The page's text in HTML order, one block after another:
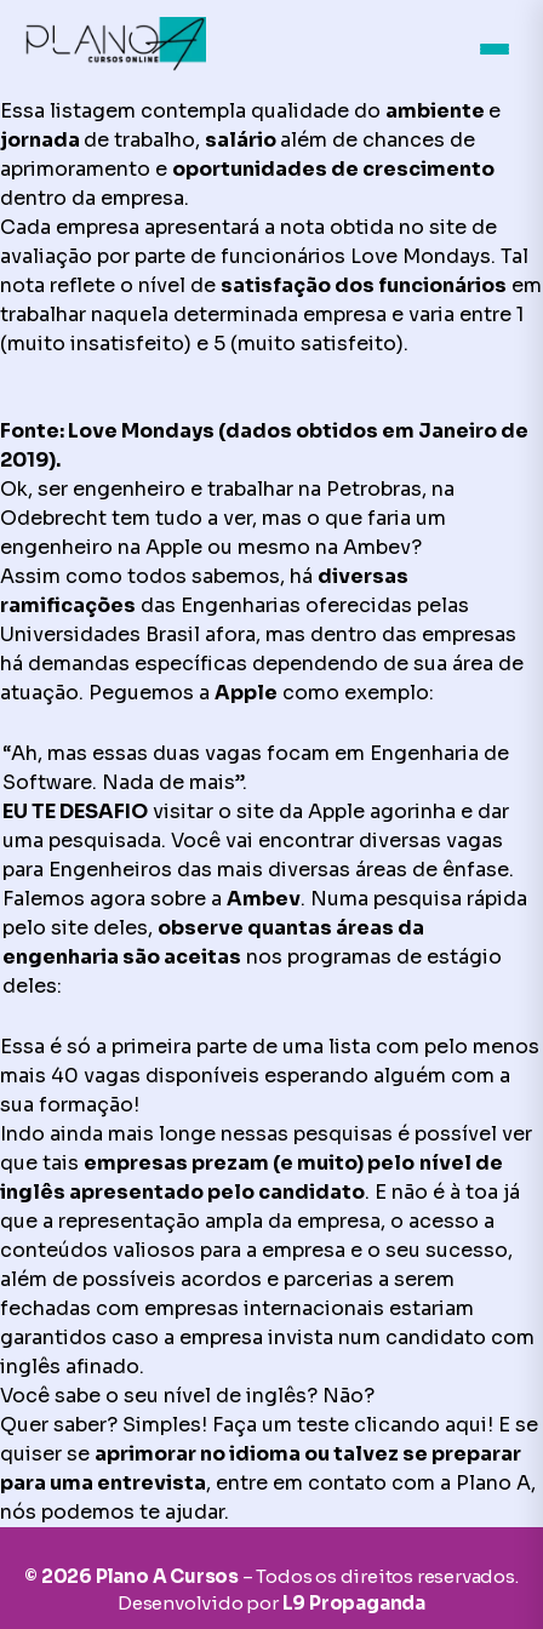
Essa listagem contempla qualidade do ambiente e
jornada de trabalho, salárioalém de chances de
aprimoramento e oportunidades de crescimento
dentro da empresa.
Cada empresa apresentará a nota obtida no site de
avaliação por parte de funcionários Love Mondays. Tal
nota reflete o nível de satisfação dos funcionários em
trabalhar naquela determinada empresa e varia entre 1
(muito insatisfeito) e 5 (muito satisfeito).
Fonte: Love Mondays (dados obtidos em Janeiro de
2019).
Ok, ser engenheiro e trabalhar na Petrobras, na
Odebrecht tem tudo a ver, mas o que faria um
engenheiro na Apple ou mesmo na Ambev?
Assim como todos sabemos, há diversas
ramificações das Engenharias oferecidas pelas
Universidades Brasil afora, mas dentro das empresas
há demandas específicas dependendo de sua área de
atuação. Peguemos a Apple como exemplo:
“Ah, mas essas duas vagas focam em Engenharia de
Software. Nada de mais”.
EU TE DESAFIOvisitar o site da Apple agorinha e dar
uma pesquisada. Você vai encontrar diversas vagas
para Engenheiros das mais diversas áreas de ênfase.
Falemos agora sobre a Ambev. Numa pesquisa rápida
pelo site deles, observe quantas áreas da
engenharia são aceitas nos programas de estágio
deles:
Essa é só a primeira parte de uma lista com pelo menos
mais 40 vagas disponíveis esperando alguém com a
sua formação!
Indo ainda mais longe nessas pesquisas é possível ver
que tais empresas prezam (e muito) pelo nível de
inglês apresentado pelo candidato. E não é à toa já
que a representação ampla da empresa, o acesso a
conteúdos valiosos para a empresa e o seu sucesso,
além de possíveis acordos e parcerias a serem
fechadas com empresas internacionais estariam
garantidos caso a empresa invista num candidato com
inglês afinado.
Você sabe o seu nível de inglês? Não?
Quer saber? Simples! Faça um teste clicando aqui! E se
quiser se aprimorar no idioma ou talvez se preparar
para uma entrevista, entre em contato com a Plano A,
nós podemos te ajudar.
© 2026 Plano A Cursos – Todos os direitos reservados.
Desenvolvido porL9 Propaganda